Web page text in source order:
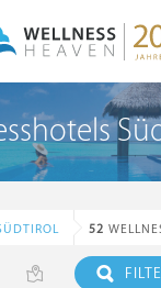
52